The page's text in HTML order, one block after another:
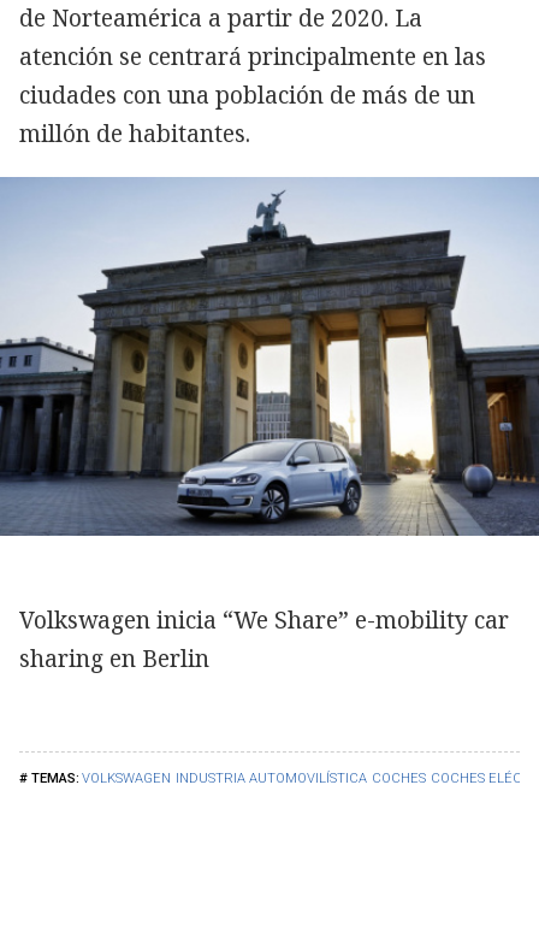
VOLKSWAGEN INDUSTRIA AUTOMOVILÍSTICA COCHES COCHES
de Norteamérica a partir de 2020. La
atención se centrará principalmente en las
ciudades con una población de más de un
millón de habitantes.
Volkswagen inicia “We Share” e-mobility car
sharing en Berlin